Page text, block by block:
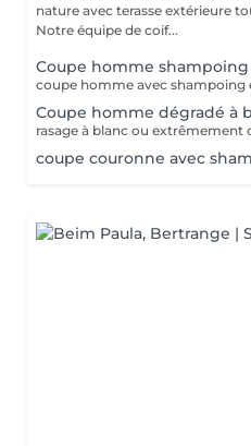
nature avec terasse extérieure toute la famille est la bienvenue.
Notre équipe de coif...
Coupe homme shampoing
coupe homme avec shampoing
Coupe homme dégradé à
coupe couronne avec